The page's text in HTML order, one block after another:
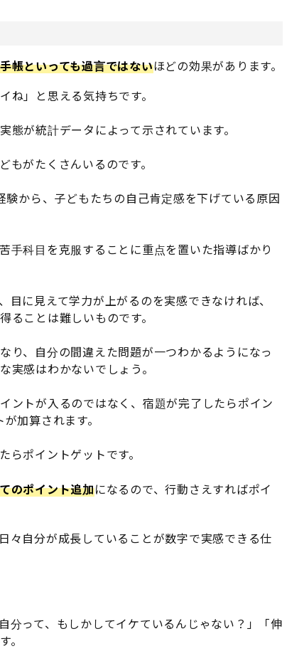
帳といっても過言ではないほどの効果があります。
ね」と思える気持ちです。
が統計データによって示されています。
もがたくさんいるのです。
から、子どもたちの自己肯定感を下げている原因
手科目を克服することに重点を置いた指導ばかり
に見えて学力が上がるのを実感できなければ、
ることは難しいものです。
り、自分の間違えた問題が一つわかるようになっ
実感はわかないでしょう。
ントが入るのではなく、宿題が完了したらポイン
加算されます。
らポイントゲットです。
のポイント追加になるので、行動さえすればポイ
々自分が成長していることが数字で実感できる仕
分って、もしかしてイケているんじゃない？」「伸
。